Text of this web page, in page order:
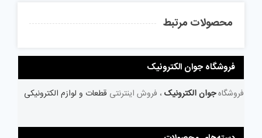
محصولات مرتبط
فروشگاه جوان الکترونیک
فروشگاهجوان الکترونیک ، فروش اینترنتی قطعات و لوازم الکترونیکی